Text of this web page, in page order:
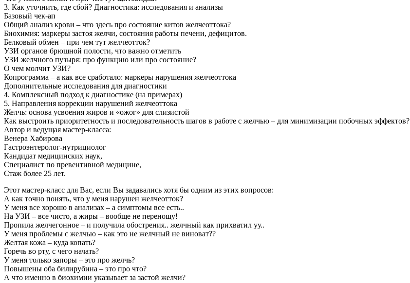
3. Как уточнить, где сбой? Диагностика: исследования и анализы
Базовый чек-ап
Общий анализ крови – что здесь про состояние китов желчеоттока?
Биохимия: маркеры застоя желчи, состояния работы печени, дефицитов.
Белковый обмен – при чем тут желчеотток?
УЗИ органов брюшной полости, что важно отметить
УЗИ желчного пузыря: про функцию или про состояние?
О чем молчит УЗИ?
Копрограмма – а как все сработало: маркеры нарушения желчеоттока
Дополнительные исследования для диагностики
4. Комплексный подход к диагностике (на примерах)
5. Направления коррекции нарушений желчеоттока
Желчь: основа усвоения жиров и «ожог» для слизистой
Как выстроить приоритетность и последовательность шагов в работе с желчью – для минимизации побочных эффектов?
Автор и ведущая мастер-класса:
Венера Хабирова
Гастроэнтеролог-нутрициолог
Кандидат медицинских наук,
Специалист по превентивной медицине,
Стаж более 25 лет.
Этот мастер-класс для Вас, если Вы задавались хотя бы одним из этих вопросов:
А как точно понять, что у меня нарушен желчеотток?
У меня все хорошо в анализах – а симптомы все есть..
На УЗИ – все чисто, а жиры – вообще не переношу!
Пропила желчегонное – и получила обострения.. желчный как прихватил уу..
У меня проблемы с желчью – как это не желчный не виноват??
Желтая кожа – куда копать?
Горечь во рту, с чего начать?
У меня только запоры – это про желчь?
Повышены оба билирубина – это про что?
А что именно в биохимии указывает за застой желчи?